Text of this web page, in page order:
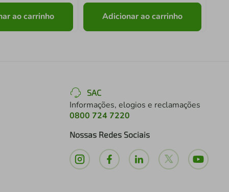
ao carrinho Adicionar ao carrinho
SAC
Informações, elogios e reclamações
0800 724 7220
Nossas Redes Sociais